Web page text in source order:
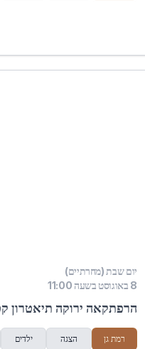
יום שבת (מחרתיים)
8 באוגוסט בשעה 11:00
הרפתקאה ירוקה תיאטרון
רמת גן הצגה ילדים